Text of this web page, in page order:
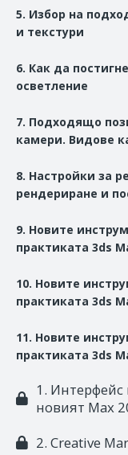
5. Избор на
и текстури
6. Как да
осветление
7. Подходящо
камери. Видове
8. Настройки за
рендериране и
9. Новите
практиката 3ds
10. Новите
практиката 3ds
11. Новите
практиката 3ds
1.
новият Max
2. Creative